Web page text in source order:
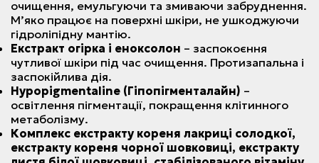
очищення, емульгуючи та змиваючи забруднення.
М’яко працює на поверхні шкіри, не ушкоджуючи
гідроліпідну мантію.
Екстракт огірка і еноксолон – заспокоєння
чутливої шкіри під час очищення. Протизапальна і
заспокійлива дія.
Hypopigmentaline (Гіпопігменталайн) –
освітлення пігментації, покращення клітинного
метаболізму.
Комплекс екстракту кореня лакриці солодкої,
екстракту кореня чорної шовковиці, екстракту